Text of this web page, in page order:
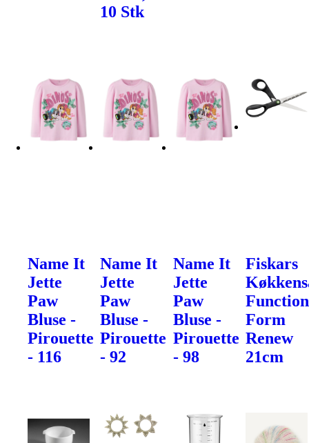
10 Stk
Name It
Jette
Paw
Bluse -
Pirouette
- 116
Name It
Jette
Paw
Bluse -
Pirouette
- 92
Name It
Jette
Paw
Bluse -
Pirouette
- 98
Fiskars
Form
Renew
21cm